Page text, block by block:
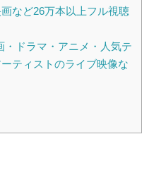
など26万本以上フル視聴
ドラマ・アニメ・人気テ
ティストのライブ映像な